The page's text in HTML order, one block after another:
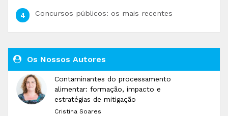
Concursos públicos: os mais recentes
Os Nossos Autores
Contaminantes do processamento
alimentar: formação, impacto e
estratégias de mitigação
Cristina Soares